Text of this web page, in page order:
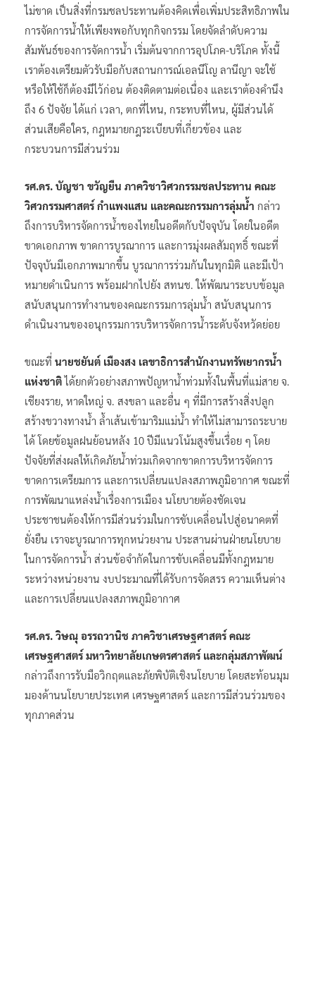
ไม่ขาด เป็นสิ่งที่กรมชลประทานต้องคิดเพื่อเพิ่มประสิทธิภาพใน
การจัดการน้ำให้เพียงพอกับทุกกิจกรรม โดยจัดลำดับความ
สัมพันธ์ของการจัดการน้ำ เริ่มต้นจากการอุปโภค-บริโภค ทั้งนี้
เราต้องเตรียมตัวรับมือกับสถานการณ์เอลนีโญ ลานีญา จะใช้
หรือให้ใช้ก็ต้องมีไว้ก่อน ต้องติดตามต่อเนื่อง และเราต้องคำนึง
ถึง 6 ปัจจัย ได้แก่ เวลา, ตกที่ไหน, กระทบที่ไหน, ผู้มีส่วนได้
ส่วนเสียคือใคร, กฎหมายกฎระเบียบที่เกี่ยวข้อง และ
กระบวนการมีส่วนร่วม
รศ.ดร. บัญชา ขวัญยืน ภาควิชาวิศวกรรมชลประทาน คณะ
วิศวกรรมศาสตร์ กำแพงแสน และคณะกรรมการลุ่มน้ำ กล่าว
ถึงการบริหารจัดการน้ำของไทยในอดีตกับปัจจุบัน โดยในอดีต
ขาดเอกภาพ ขาดการบูรณาการ และการมุ่งผลสัมฤทธิ์ ขณะที่
ปัจจุบันมีเอกภาพมากขึ้น บูรณาการร่วมกันในทุกมิติ และมีเป้า
หมายดำเนินการ พร้อมฝากไปยัง สทนช. ให้พัฒนาระบบข้อมูล
สนับสนุนการทำงานของคณะกรรมการลุ่มน้ำ สนับสนุนการ
ดำเนินงานของอนุกรรมการบริหารจัดการน้ำระดับจังหวัดย่อย
ขณะที่ นายชยันต์ เมืองสง เลขาธิการสำนักงานทรัพยากรน้ำ
แห่งชาติได้ยกตัวอย่างสภาพปัญหาน้ำท่วมทั้งในพื้นที่แม่สาย จ.
เชียงราย, หาดใหญ่ จ. สงขลา และอื่น ๆ ที่มีการสร้างสิ่งปลูก
สร้างขวางทางน้ำ ล้ำเส้นเข้ามาริมแม่น้ำ ทำให้ไม่สามารถระบาย
ได้ โดยข้อมูลฝนย้อนหลัง 10 ปีมีแนวโน้มสูงขึ้นเรื่อย ๆ โดย
ปัจจัยที่ส่งผลให้เกิดภัยน้ำท่วมเกิดจากขาดการบริหารจัดการ
ขาดการเตรียมการ และการเปลี่ยนแปลงสภาพภูมิอากาศ ขณะที่
การพัฒนาแหล่งน้ำเรื่องการเมือง นโยบายต้องชัดเจน
ประชาชนต้องให้การมีส่วนร่วมในการขับเคลื่อนไปสู่อนาคตที่
ยั่งยืน เราจะบูรณาการทุกหน่วยงาน ประสานผ่านฝ่ายนโยบาย
ในการจัดการน้ำ ส่วนข้อจำกัดในการขับเคลื่อนมีทั้งกฎหมาย
ระหว่างหน่วยงาน งบประมาณที่ได้รับการจัดสรร ความเห็นต่าง
และการเปลี่ยนแปลงสภาพภูมิอากาศ
รศ.ดร. วิษณุ อรรถวานิช ภาควิชาเศรษฐศาสตร์ คณะ
เศรษฐศาสตร์ มหาวิทยาลัยเกษตรศาสตร์ และกลุ่มสภาพัฒน์
กล่าวถึงการรับมือวิกฤตและภัยพิบัติเชิงนโยบาย โดยสะท้อนมุม
มองด้านนโยบายประเทศ เศรษฐศาสตร์ และการมีส่วนร่วมของ
ทุกภาคส่วน